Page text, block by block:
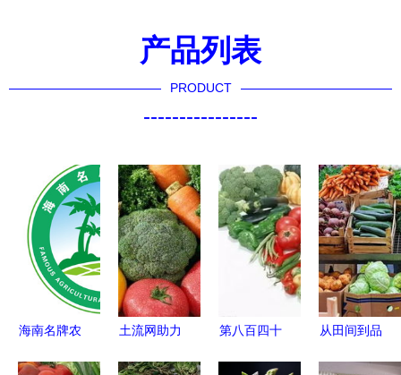
产品列表
PRODUCT
----------------
海南名牌农
土流网助力
第八百四十
从田间到品